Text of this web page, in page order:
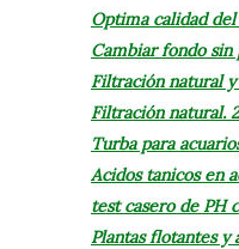
Optima calidad del
Cambiar fondo sin
Filtración natural
Filtración natural.
Turba para
Acidos tanicos en
test casero de PH
Plantas flotantes y